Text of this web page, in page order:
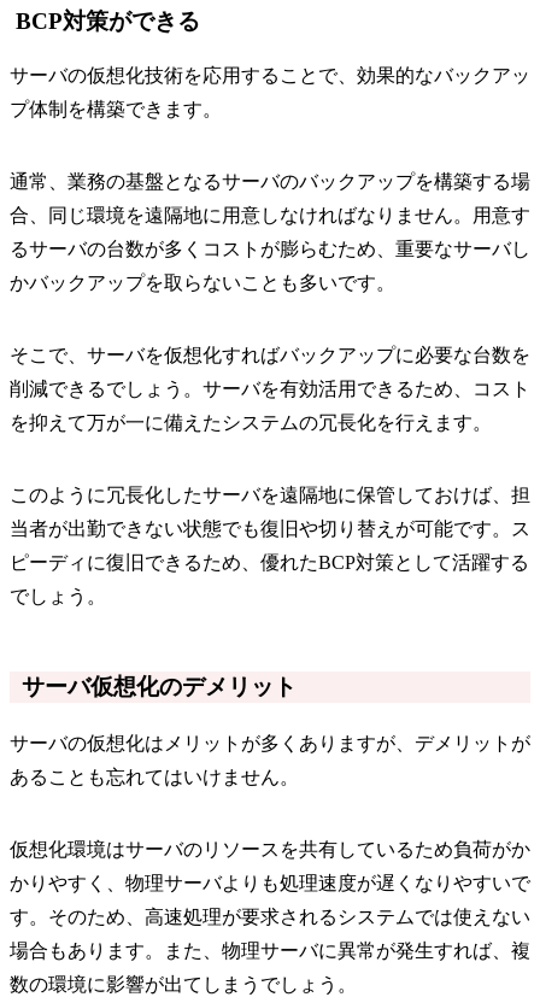
BCP対策ができる
サーバの仮想化技術を応用することで、効果的なバックアッ
プ体制を構築できます。
通常、業務の基盤となるサーバのバックアップを構築する場
合、同じ環境を遠隔地に用意しなければなりません。用意す
るサーバの台数が多くコストが膨らむため、重要なサーバし
かバックアップを取らないことも多いです。
そこで、サーバを仮想化すればバックアップに必要な台数を
削減できるでしょう。サーバを有効活用できるため、コスト
を抑えて万が一に備えたシステムの冗長化を行えます。
このように冗長化したサーバを遠隔地に保管しておけば、担
当者が出勤できない状態でも復旧や切り替えが可能です。ス
ピーディに復旧できるため、優れたBCP対策として活躍する
でしょう。
サーバ仮想化のデメリット
サーバの仮想化はメリットが多くありますが、デメリットが
あることも忘れてはいけません。
仮想化環境はサーバのリソースを共有しているため負荷がか
かりやすく、物理サーバよりも処理速度が遅くなりやすいで
す。そのため、高速処理が要求されるシステムでは使えない
場合もあります。また、物理サーバに異常が発生すれば、複
数の環境に影響が出てしまうでしょう。